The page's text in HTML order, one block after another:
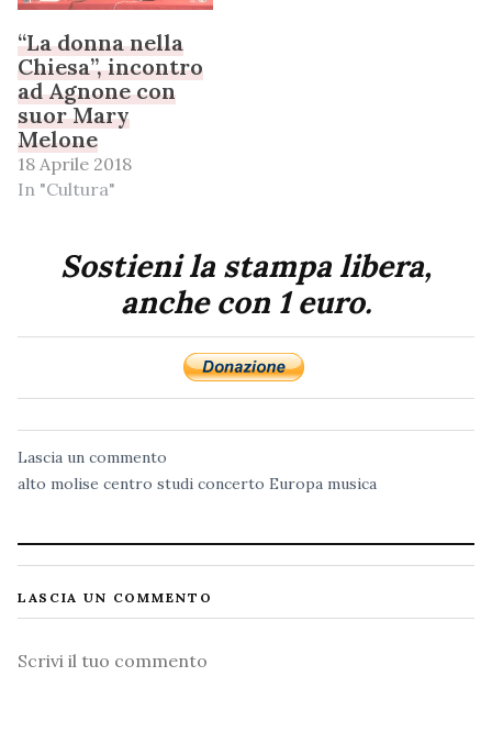
“La donna nella
Chiesa”, incontro
ad Agnone con
suor Mary
Melone
18 Aprile 2018
In "Cultura"
Sostieni la stampa libera,
anche con 1 euro.
Lascia un commento
alto molise centro studi concerto Europa musica
LASCIA UN COMMENTO
Commento